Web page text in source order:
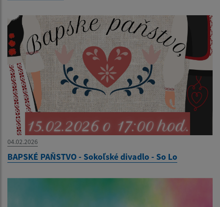
04.02.2026
BAPSKÉ PAŇSTVO - Sokoľské divadlo - So Lo